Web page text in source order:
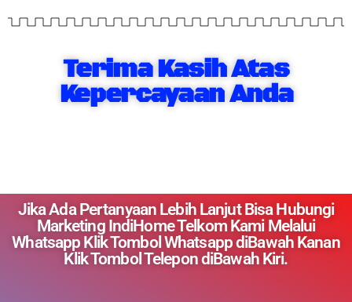
Terima Kasih Atas
Kepercayaan Anda
Jika Ada Pertanyaan Lebih Lanjut Bisa Hubungi
Marketing IndiHome Telkom Kami Melalui
Whatsapp Klik Tombol Whatsapp diBawah Kanan
Klik Tombol Telepon diBawah Kiri.